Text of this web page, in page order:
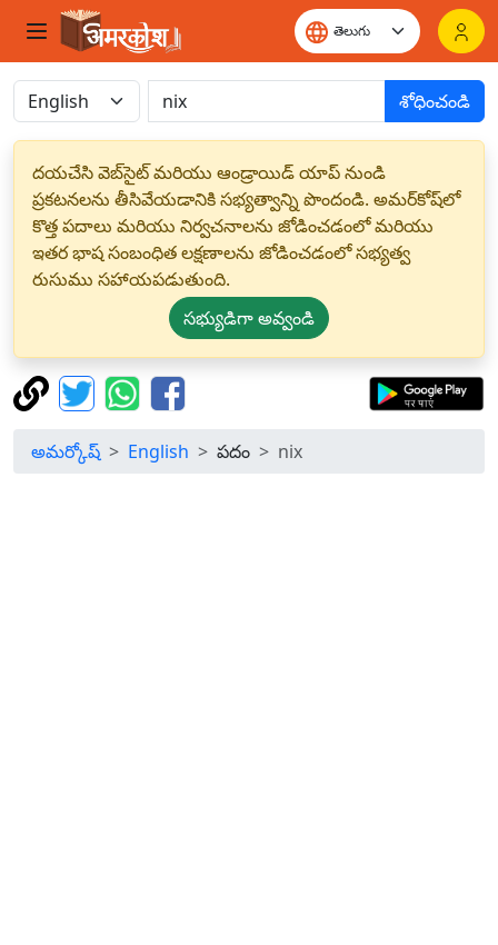
శోధించండి
దయచేసి వెబ్‌సైట్ మరియు ఆండ్రాయిడ్ యాప్ నుండి
ప్రకటనలను తీసివేయడానికి సభ్యత్వాన్ని పొందండి. అమర్‌కోష్‌లో
కొత్త పదాలు మరియు నిర్వచనాలను జోడించడంలో మరియు
ఇతర భాష సంబంధిత లక్షణాలను జోడించడంలో సభ్యత్వ
రుసుము సహాయపడుతుంది.
సభ్యుడిగా అవ్వండి
అమర్కోష్ English పదం nix